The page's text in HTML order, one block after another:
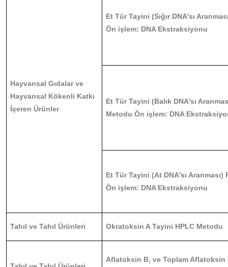
Hayvansal Gıdalar ve
Hayvansal Kökenli Katkı
İçeren Ürünler
Et Tür Tayini (Sığır DNA'sı
Ön işlem: DNA Ekstraksiyonu
Et Tür Tayini (Balık DNA'sı
Metodu Ön işlem: DNA
Et Tür Tayini (At DNA'sı Aranması)
Ön işlem: DNA Ekstraksiyonu
Tahıl ve Tahıl Ürünleri Okratoksin A Tayini HPLC Metodu
Aflatoksin B₁ ve Toplam Aflatoksin